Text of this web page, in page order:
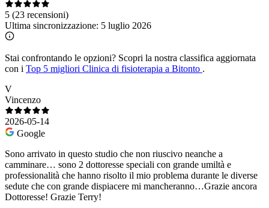
5 (23 recensioni)
Ultima sincronizzazione: 5 luglio 2026
Stai confrontando le opzioni? Scopri la nostra classifica aggiornata
con i Top 5 migliori Clinica di fisioterapia a Bitonto .
V
Vincenzo
2026-05-14
Google
Sono arrivato in questo studio che non riuscivo neanche a
camminare… sono 2 dottoresse speciali con grande umiltà e
professionalità che hanno risolto il mio problema durante le diverse
sedute che con grande dispiacere mi mancheranno…Grazie ancora
Dottoresse! Grazie Terry!